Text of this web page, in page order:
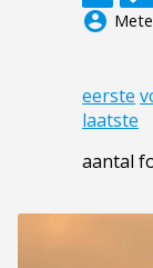
account_circle
eerste
laatste
aantal